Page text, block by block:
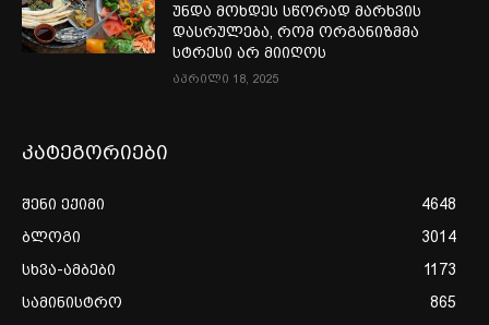
უნდა მოხდეს სწორად მარხვის
დასრულება, რომ ორგანიზმმა
სტრესი არ მიიღოს
აპრილი 18, 2025
კატეგორიები
შენი ექიმი
4648
ბლოგი
3014
სხვა-ამბები
1173
სამინისტრო
865